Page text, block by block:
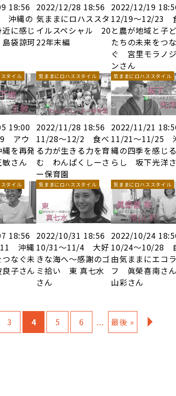
18:56
沖縄の
に感じ
袋諒珂
2022/12/28 18:56
気ままにロハススタ
イルスペシャル 20
22年末編
2022/12/19
12/19～12/23
と農が地域と子
たちの未来をつな
ぐ 宮里モラノ
ンさん
タイル
19:00
アウ
縄を再発
さん
気ままにロハススタイル
2022/11/28 18:56
11/28～12/2 食べ
る力が生きる力を育
む わんぱくしーさ
ー保育園
気ままにロハススタイル
2022/11/21
11/21～11/25
縄の四季を感じ
らし 坂下光洋
タイル
18:56
沖縄
なぐ未
子さん
気ままにロハススタイル
2022/10/31 18:56
10/31～11/4 大好
きな海へ～感謝のゴ
ミ拾い 東 真七水
さん
気ままにロハススタイル
2022/10/24
10/24～10/28
由気ままにエコ
フ 眞榮喜南さ
山彩さん
3 4 5 6 ... »
最後 »